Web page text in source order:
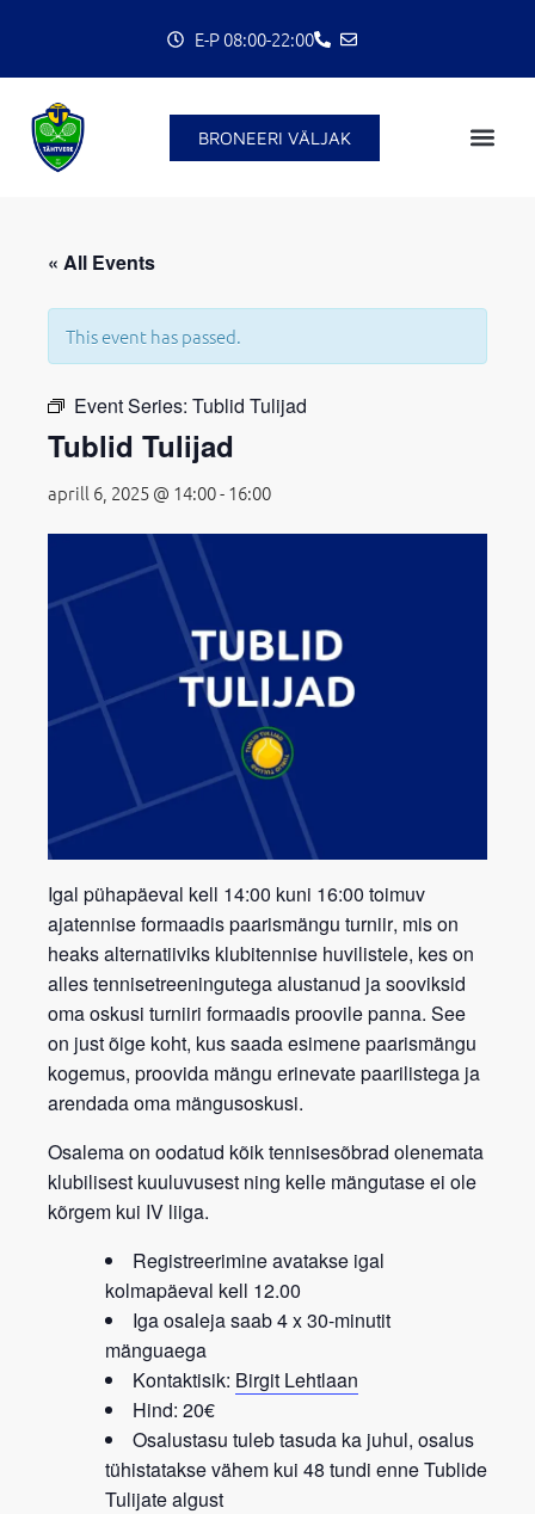
content
E-P 08:00-22:00
BRONEERI VÄLJAK
« All Events
This event has passed.
Event Series: Tublid Tulijad
Tublid Tulijad
aprill 6, 2025 @ 14:00-16:00
Igal pühapäeval kell 14:00 kuni 16:00 toimuv
ajatennise formaadis paarismängu turniir, mis on
heaks alternatiiviks klubitennise huvilistele, kes on
alles tennisetreeningutega alustanud ja sooviksid
oma oskusi turniiri formaadis proovile panna. See
on just õige koht, kus saada esimene paarismängu
kogemus, proovida mängu erinevate paarilistega ja
arendada oma mängusoskusi.
Osalema on oodatud kõik tennisesõbrad olenemata
klubilisest kuuluvusest ning kelle mängutase ei ole
kõrgem kui IV liiga.
Registreerimine avatakse igal
kolmapäeval kell 12.00
Iga osaleja saab 4 x 30-minutit
mänguaega
Kontaktisik: Birgit Lehtlaan
Hind: 20€
Osalustasu tuleb tasuda ka juhul, osalus
tühistatakse vähem kui 48 tundi enne Tublide
Tulijate algust